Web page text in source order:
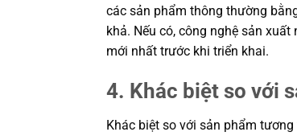
các sản phẩm thông thường
khả. Nếu có, công nghệ sản
mới nhất trước khi triển khai.
4. Khác biệt so với
Khác biệt so với sản phẩm